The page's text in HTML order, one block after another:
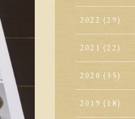
2022 (29)
2021 (22)
2020 (35)
2019 (18)